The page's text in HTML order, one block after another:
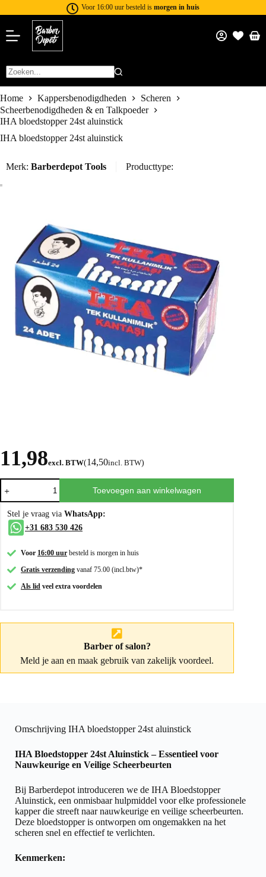
Voor 16:00 uur besteld is morgen in huis
Home Kappersbenodigdheden
Scheren
Scheerbenodigdheden & en Talkpoeder
IHA bloedstopper 24st aluinstick
IHA bloedstopper 24st aluinstick
Merk: Barberdepot Tools Producttype:
11,98excl. BTW(14,50incl. BTW)
Toevoegen aan winkelwagen
Stel je vraag via WhatsApp:
+31 683 530 426
Voor 16:00 uur besteld is morgen in huis
Gratis verzending vanaf 75.00 (incl.btw)*
Als lid veel extra voordelen
Barber of salon?
Meld je aan en maak gebruik van zakelijk voordeel.
Omschrijving IHA bloedstopper 24st aluinstick
IHA Bloedstopper 24st Aluinstick – Essentieel voor
Nauwkeurige en Veilige Scheerbeurten
Bij Barberdepot introduceren we de IHA Bloedstopper
Aluinstick, een onmisbaar hulpmiddel voor elke professionele
kapper die streeft naar nauwkeurige en veilige scheerbeurten.
Deze bloedstopper is ontworpen om ongemakken na het
scheren snel en effectief te verlichten.
Kenmerken: